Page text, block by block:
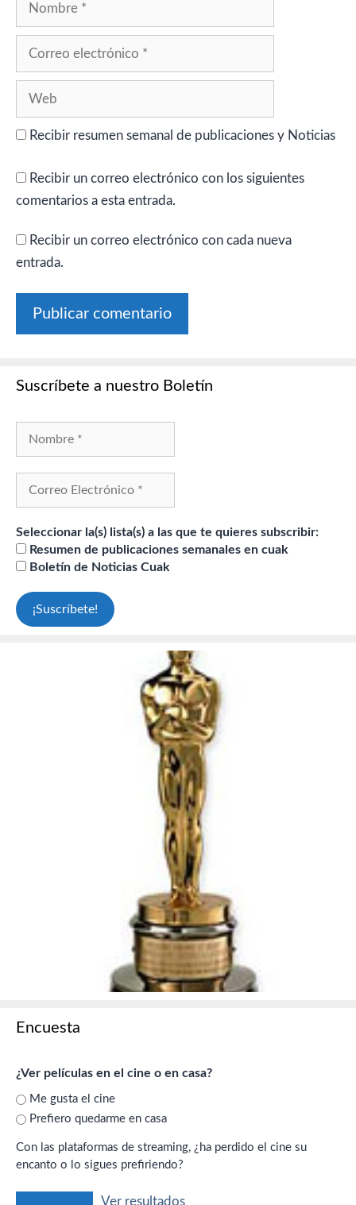
Recibir resumen semanal de publicaciones y Noticias
Recibir un correo electrónico con los siguientes
comentarios a esta entrada.
Recibir un correo electrónico con cada nueva
entrada.
Suscríbete a nuestro Boletín
Seleccionar la(s) lista(s) a las que te quieres subscribir:
Resumen de publicaciones semanales en cuak
Boletín de Noticias Cuak
Encuesta
¿Ver películas en el cine o en casa?
Me gusta el cine
Prefiero quedarme en casa
Con las plataformas de streaming, ¿ha perdido el cine su
encanto o lo sigues prefiriendo?
Ver resultados